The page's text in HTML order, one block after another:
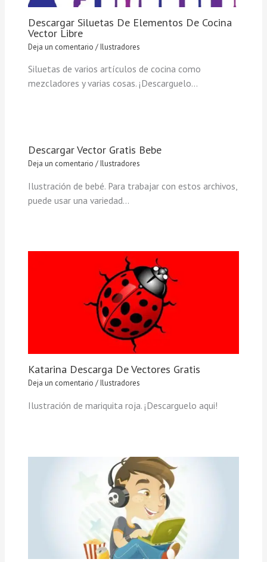
Descargar Siluetas De Elementos De Cocina
Vector Libre
Deja un comentario /Ilustradores
Siluetas de varios artículos de cocina como
mezcladores y varias cosas. ¡Descarguelo…
Descargar Vector Gratis Bebe
Deja un comentario /Ilustradores
Ilustración de bebé. Para trabajar con estos archivos,
puede usar una variedad…
Katarina Descarga De Vectores Gratis
Deja un comentario /Ilustradores
Ilustración de mariquita roja. ¡Descarguelo aqui!